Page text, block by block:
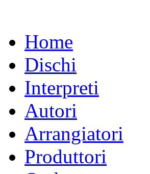
Home
Dischi
Interpreti
Autori
Arrangiatori
Produttori